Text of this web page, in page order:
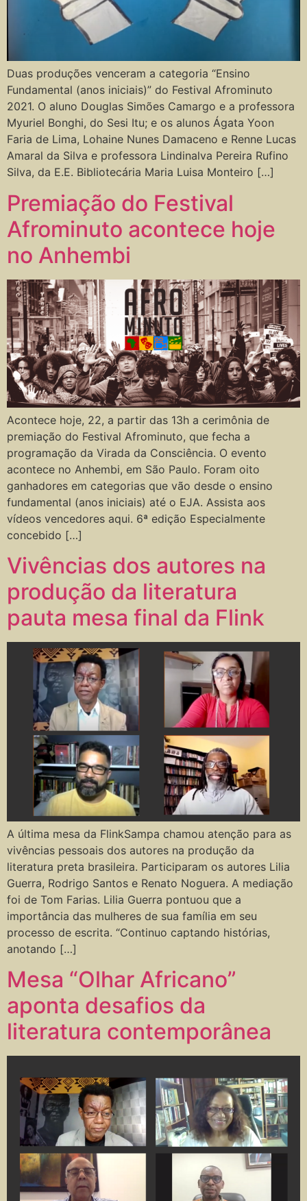
Duas produções venceram a categoria “Ensino
Fundamental (anos iniciais)” do Festival Afrominuto
2021. O aluno Douglas Simões Camargo e a professora
Myuriel Bonghi, do Sesi Itu; e os alunos Ágata Yoon
Faria de Lima, Lohaine Nunes Damaceno e Renne Lucas
Amaral da Silva e professora Lindinalva Pereira Rufino
Silva, da E.E. Bibliotecária Maria Luisa Monteiro […]
Premiação do Festival
Afrominuto acontece hoje
no Anhembi
Acontece hoje, 22, a partir das 13h a cerimônia de
premiação do Festival Afrominuto, que fecha a
programação da Virada da Consciência. O evento
acontece no Anhembi, em São Paulo. Foram oito
ganhadores em categorias que vão desde o ensino
fundamental (anos iniciais) até o EJA. Assista aos
vídeos vencedores aqui. 6ª edição Especialmente
concebido […]
Vivências dos autores na
produção da literatura
pauta mesa final da Flink
A última mesa da FlinkSampa chamou atenção para as
vivências pessoais dos autores na produção da
literatura preta brasileira. Participaram os autores Lilia
Guerra, Rodrigo Santos e Renato Noguera. A mediação
foi de Tom Farias. Lilia Guerra pontuou que a
importância das mulheres de sua família em seu
processo de escrita. “Continuo captando histórias,
anotando […]
Mesa “Olhar Africano”
aponta desafios da
literatura contemporânea